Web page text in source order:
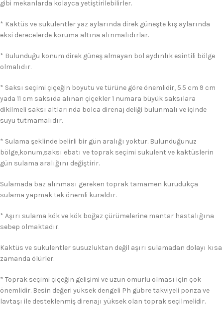
gibi mekanlarda kolayca yetiştirilebilirler.
* Kaktüs ve sukulentler yaz aylarında direk güneşte kış aylarında
eksi derecelerde koruma altına alınmalıdırlar.
* Bulunduğu konum direk güneş almayan bol aydınlık esintili bölge
olmalıdır.
* Saksı seçimi çiçeğin boyutu ve türüne göre önemlidir, 5.5 cm 9 cm
yada 11 cm saksıda alınan çiçekler 1 numara büyük saksılara
dikilmeli saksı altlarında bolca direnaj deliği bulunmalı ve içinde
suyu tutmamalıdır.
* Sulama şeklinde belirli bir gün aralığı yoktur. Bulunduğunuz
bölge,konum,saksı ebatı ve toprak seçimi sukulent ve kaktüslerin
gün sulama aralığını değiştirir.
Sulamada baz alınması gereken toprak tamamen kurudukça
sulama yapmak tek önemli kuraldır.
* Aşırı sulama kök ve kök boğaz çürümelerine mantar hastalığına
sebep olmaktadır.
Kaktüs ve sukulentler susuzluktan değil aşırı sulamadan dolayı kısa
zamanda ölürler.
* Toprak seçimi çiçeğin gelişimi ve uzun ömürlü olması için çok
önemlidir. Besin değeri yüksek dengeli Ph gübre takviyeli ponza ve
lavtaşı ile desteklenmiş direnajı yüksek olan toprak seçilmelidir.